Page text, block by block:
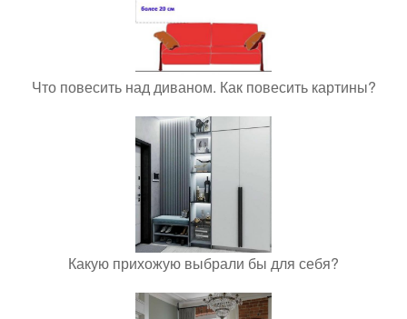
Что повесить над диваном. Как повесить картины?
Какую прихожую выбрали бы для себя?